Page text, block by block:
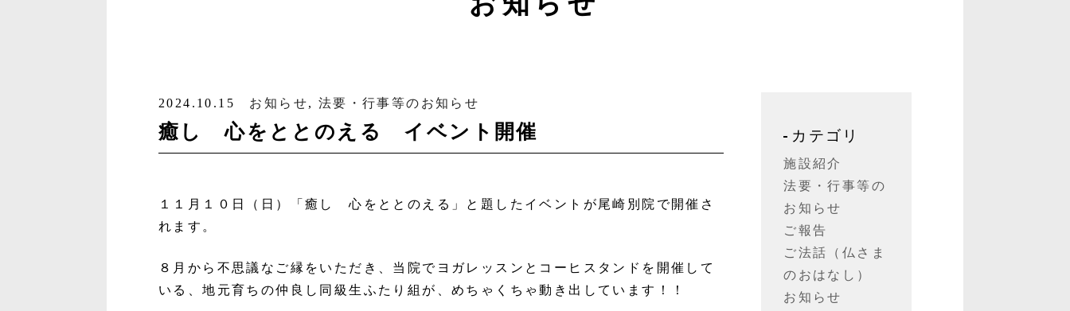
2024.10.15 お知らせ, 法要・行事等のお知らせ
癒し 心をととのえる イベント開催
１１月１０日（日）「癒し 心をととのえる」と題したイベントが尾崎別院で開催さ
れます。
８月から不思議なご縁をいただき、当院でヨガレッスンとコーヒスタンドを開催して
いる、地元育ちの仲良し同級生ふたり組が、めちゃくちゃ動き出しています！！
カテゴリ
施設紹介
法要・行事等の
お知らせ
ご報告
ご法話（仏さま
のおはなし）
お知らせ